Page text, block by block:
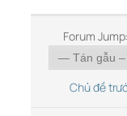
Forum Jump:
Chủ đề